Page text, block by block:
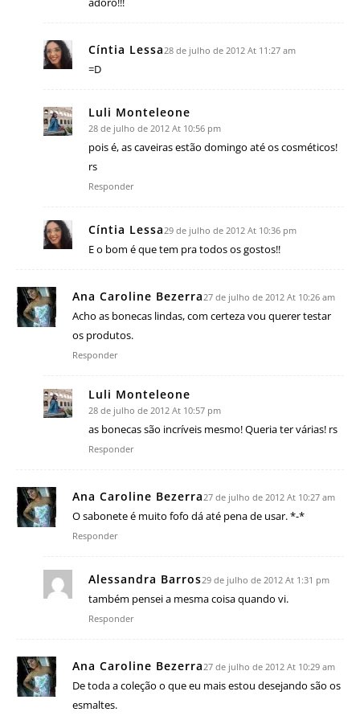
Cíntia Lessa28 de julho de 2012 At 11:27 am
=D
Luli Monteleone
28 de julho de 2012 At 10:56 pm
pois é, as caveiras estão domingo até os cosméticos!
rs
Responder
Cíntia Lessa29 de julho de 2012 At 10:36 pm
E o bom é que tem pra todos os gostos!!
Ana Caroline Bezerra27 de julho de 2012 At 10:26 am
Acho as bonecas lindas, com certeza vou querer testar
os produtos.
Responder
Luli Monteleone
28 de julho de 2012 At 10:57 pm
as bonecas são incríveis mesmo! Queria ter várias! rs
Responder
Ana Caroline Bezerra27 de julho de 2012 At 10:27 am
O sabonete é muito fofo dá até pena de usar. *-*
Responder
Alessandra Barros29 de julho de 2012 At 1:31 pm
também pensei a mesma coisa quando vi.
Responder
Ana Caroline Bezerra27 de julho de 2012 At 10:29 am
De toda a coleção o que eu mais estou desejando são os
esmaltes.